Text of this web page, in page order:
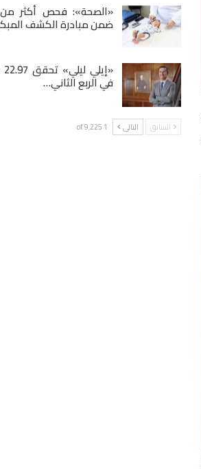
ضمن مبادرة الكشف
في الربع الثاني…
السابق التالى 1 of 9٬225